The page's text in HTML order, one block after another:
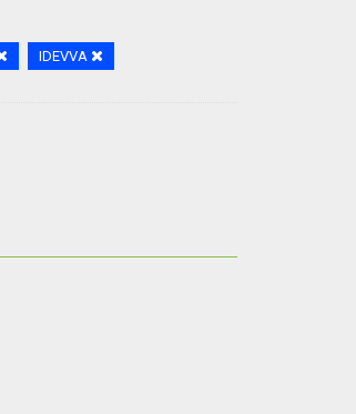
IDEVVA